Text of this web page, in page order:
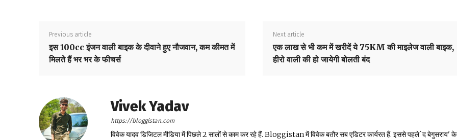
Previous article
इस 100cc इंजन वाली बाइक के दीवाने हुए नौजवान, कम कीमत में
मिलते हैं भर भर के फीचर्स
Next article
एक लाख से भी कम में खरीदें ये 75KM की माइलेज वाली बाइक,
हीरो वाली की हो जायेगी बोलती बंद
Vivek Yadav
https://bloggistan.com
विवेक यादव डिजिटल मीडिया में पिछले 2 सालों से काम कर रहे हैं. Bloggistan में विवेक बतौर सब एडिटर कार्यरत हैं. इससे पहले`द बेगुसराय'